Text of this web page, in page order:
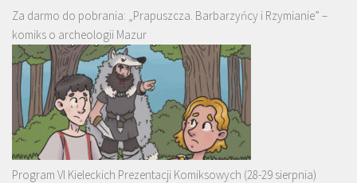
Za darmo do pobrania: „Prapuszcza. Barbarzyńcy i Rzymianie” –
komiks o archeologii Mazur
Program VI Kieleckich Prezentacji Komiksowych (28-29 sierpnia)